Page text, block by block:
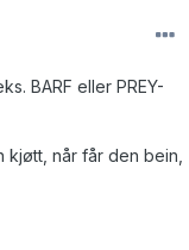
BARF eller PREY-
når får den bein,